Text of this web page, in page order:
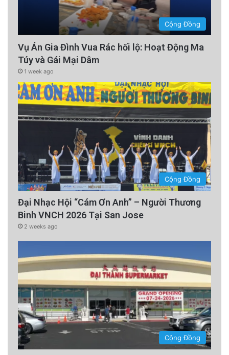
Cộng Đồng
Vụ Án Gia Đình Vua Rác hối lộ: Hoạt Động Ma
Túy và Gái Mại Dâm
1 week ago
Cộng Đồng
Đại Nhạc Hội “Cám Ơn Anh” – Người Thương
Binh VNCH 2026 Tại San Jose
2 weeks ago
Cộng Đồng